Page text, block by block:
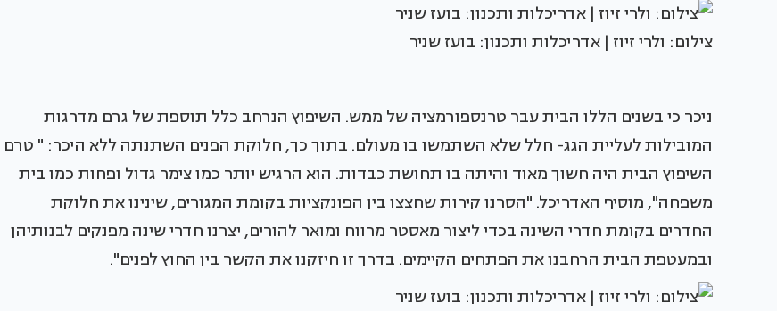
צילום: ולרי זיוז | אדריכלות ותכנון: בועז שניר
ניכר כי בשנים הללו הבית עבר טרנספורמציה של ממש. השיפוץ הנרחב כלל תוספת של גרם מדרגות
המובילות לעליית הגג- חלל שלא השתמשו בו מעולם. בתוך כך, חלוקת הפנים השתנתה ללא היכר: " טרם
השיפוץ הבית היה חשוך מאוד והיתה בו תחושת כבדות. הוא הרגיש יותר כמו צימר גדול ופחות כמו בית
משפחה", מוסיף האדריכל. "הסרנו קירות שחצצו בין הפונקציות בקומת המגורים, שינינו את חלוקת
החדרים בקומת חדרי השינה בכדי ליצור מאסטר מרווח ומואר להורים, יצרנו חדרי שינה מפנקים לבנותיהן
ובמעטפת הבית הרחבנו את הפתחים הקיימים. בדרך זו חיזקנו את הקשר בין החוץ לפנים".